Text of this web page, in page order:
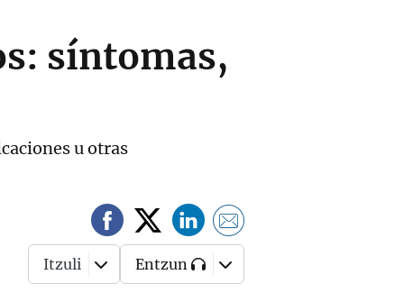
síntomas,
u otras
Itzuli Entzun